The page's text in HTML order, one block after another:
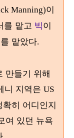
Manning)이
를 맡고 빅이
맡았다.
만들기 위해
니 지역은 US
히 어디인지
여 있던 뉴욕
.